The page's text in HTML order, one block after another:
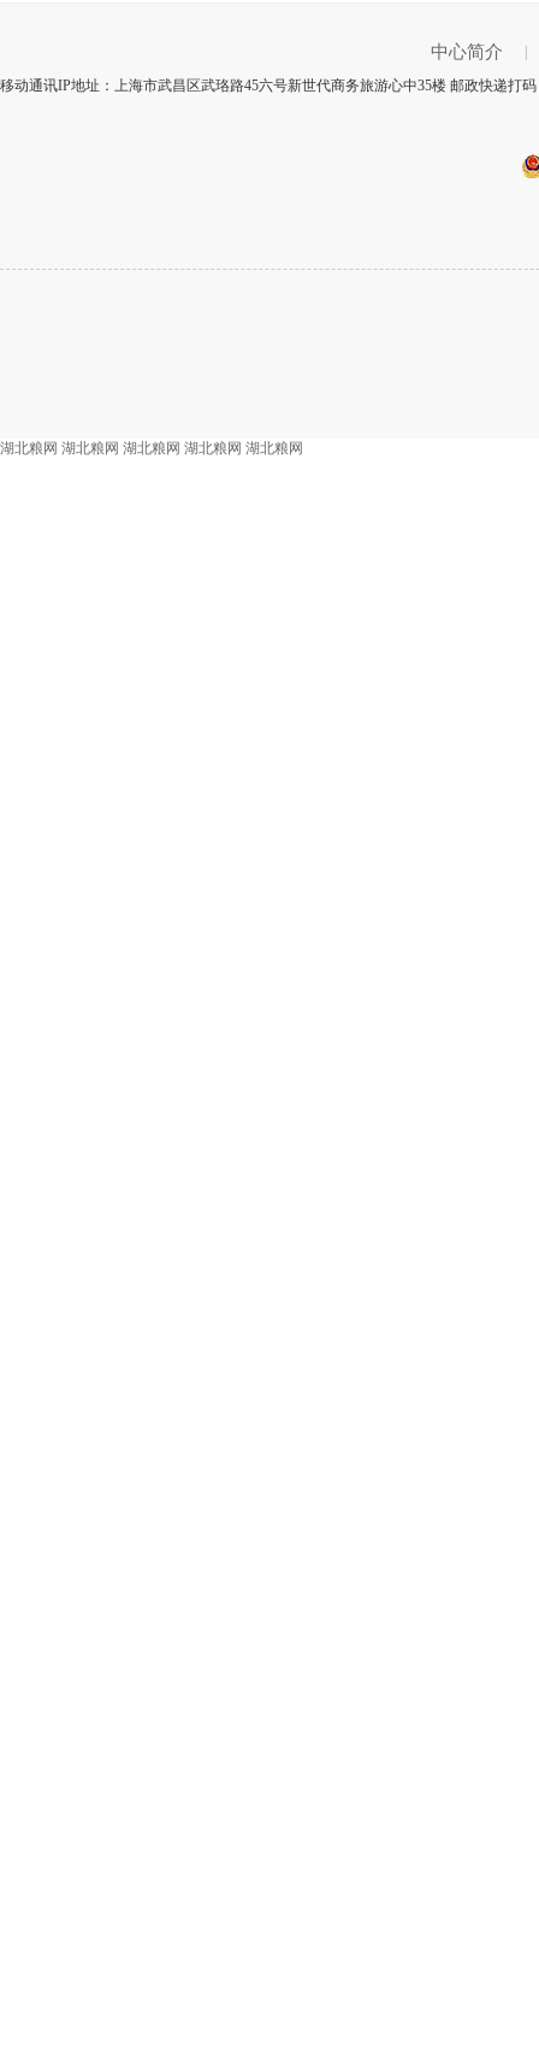
中心简介
移动通讯IP地址：上海市武昌区武珞路45六号新世代商务旅游心中35楼 邮政快递打
湖北粮网 湖北粮网 湖北粮网 湖北粮网 湖北粮网